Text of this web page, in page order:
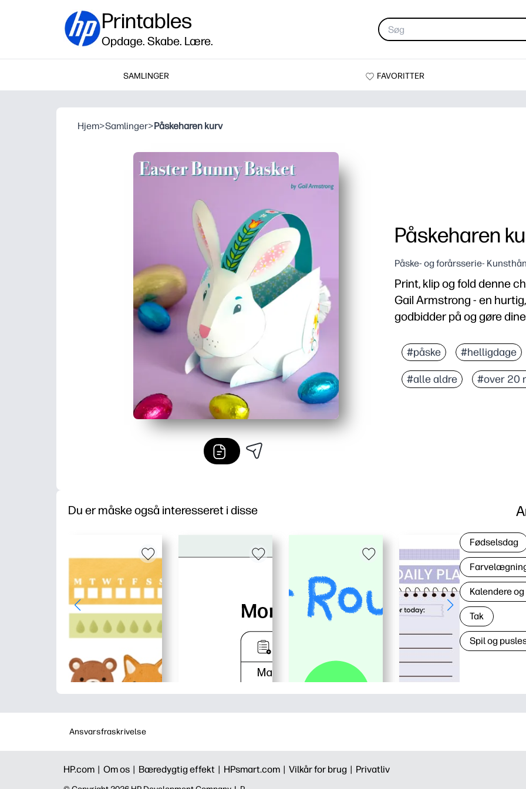
Printables
Opdage. Skabe. Lære.
SAMLINGER FAVORITTER
Hjem>Samlinger>Påskeharen kurv
Påskeharen
Påske- og forårsserie-
Print, klip og fold denne
Gail Armstrong - en
godbidder på og gøre
Nul forberedelse -
Praktisk håndværk
Perfekt til
#påske #helligdage
#alle aldre #over 20
Du er måske også interesseret i disse
Fødselsdag
Kalendere
Tak
Spil og
Ansvarsfraskrivelse
HP.com | Om os | Bæredygtig effekt | HPsmart.com | Vilkår for brug | Privatliv